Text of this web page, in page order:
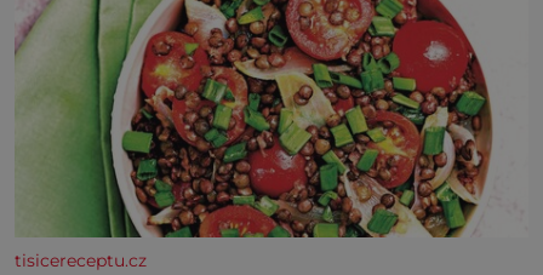
tisicereceptu.cz